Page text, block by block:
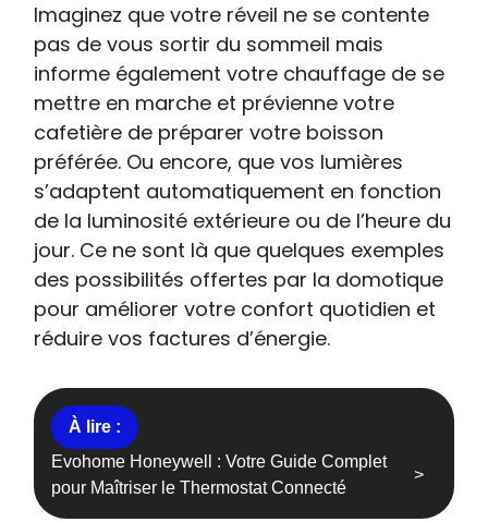
Imaginez que votre réveil ne se contente
pas de vous sortir du sommeil mais
informe également votre chauffage de se
mettre en marche et prévienne votre
cafetière de préparer votre boisson
préférée. Ou encore, que vos lumières
s’adaptent automatiquement en fonction
de la luminosité extérieure ou de l’heure du
jour. Ce ne sont là que quelques exemples
des possibilités offertes par la domotique
pour améliorer votre confort quotidien et
réduire vos factures d’énergie.
Evohome Honeywell : Votre Guide Complet
pour Maîtriser le Thermostat Connecté